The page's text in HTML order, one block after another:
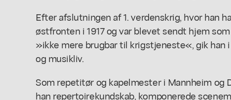
Efter afslutningen af 1. verdenskrig, hvor han
østfronten i 1917 og var blevet sendt hjem
»ikke mere brugbar til krigstjeneste«, gik
og musikliv.
Som repetitør og kapelmester i Mannheim og
han repertoirekundskab, komponerede